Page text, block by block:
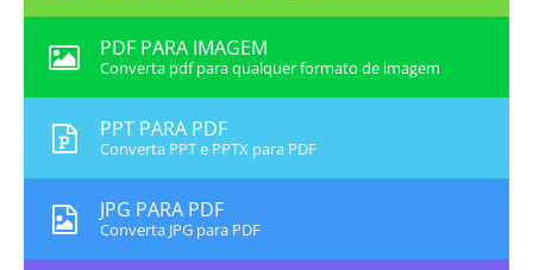
PDF PARA IMAGEM
Converta pdf para qualquer formato de imagem
PPT PARA PDF
Converta PPT e PPTX para PDF
JPG PARA PDF
Converta JPG para PDF